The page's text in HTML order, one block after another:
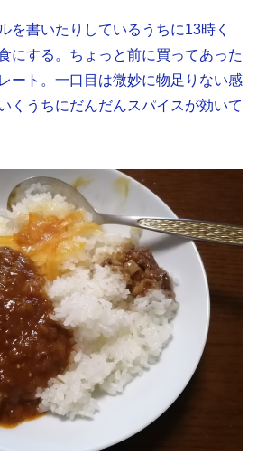
を書いたりしているうちに13時く
にする。ちょっと前に買ってあった
ート。一口目は微妙に物足りない感
くうちにだんだんスパイスが効いて